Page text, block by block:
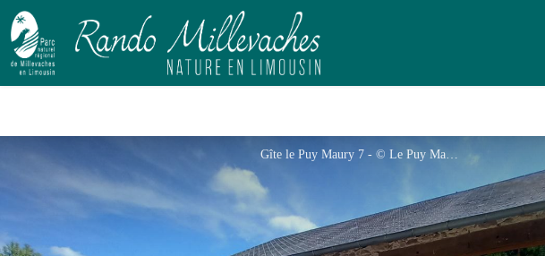
Gîte le Puy Maury 7 - © Le Puy Maury